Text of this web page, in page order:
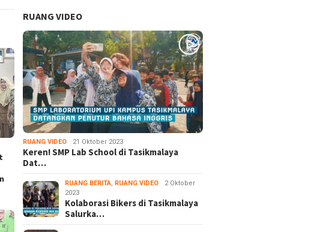
RUANG VIDEO
RUANG VIDEO 21 Oktober 2023
Keren! SMP Lab School di Tasikmalaya
Dat…
RUANG BERITA, RUANG VIDEO
2 Oktober
2023
Kolaborasi Bikers di Tasikmalaya
Salurka…